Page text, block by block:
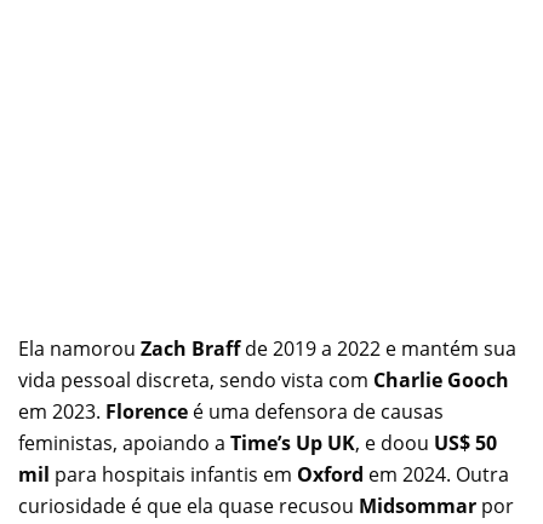
Ela namorou Zach Braffde 2019 a 2022 e mantém sua
vida pessoal discreta, sendo vista com Charlie Gooch
em 2023. Florence é uma defensora de causas
feministas, apoiando a Time’s Up UK, e doou US$ 50
mil para hospitais infantis em Oxford em 2024. Outra
curiosidade é que ela quase recusou Midsommar por